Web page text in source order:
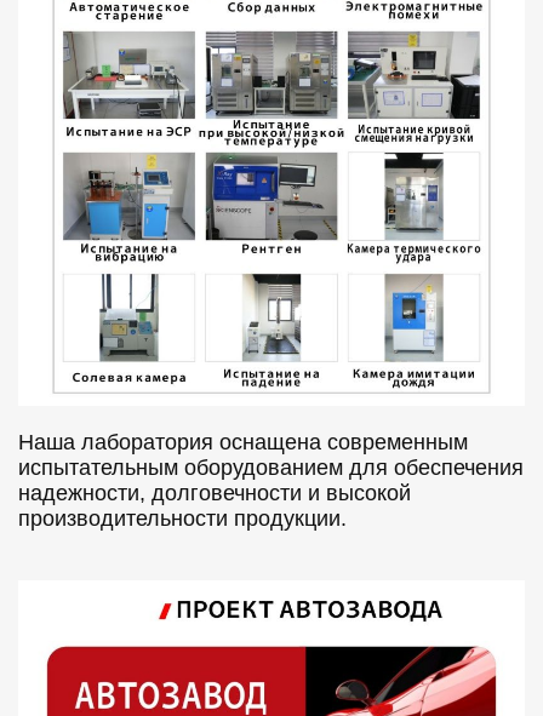
Наша лаборатория оснащена современным
испытательным оборудованием для обеспечения
надежности, долговечности и высокой
производительности продукции.